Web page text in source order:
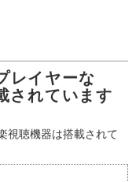
レイヤーな
されています
視聴機器は搭載されて